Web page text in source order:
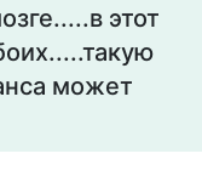
этот
может